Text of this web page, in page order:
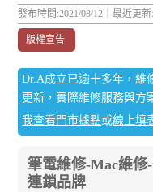
發布時間:2021/08/12｜最近更新
版權宣告
Dr.A成立已逾十多年，維
更新，實際維修服務與方
我查看門市據點或線上填
筆電維修-Mac維修
連鎖品牌